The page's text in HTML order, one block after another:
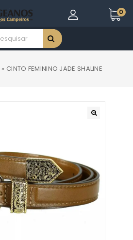
0
» CINTO FEMININO JADE SHALINE